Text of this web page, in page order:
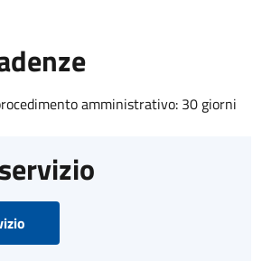
amministrativo: 30 giorni